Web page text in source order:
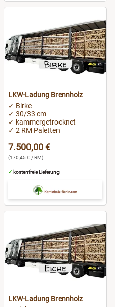
LKW-Ladung Brennholz
✓ Birke
✓ 30/33 cm
✓ kammergetrocknet
✓ 2 RM Paletten
7.500,00 €
(170,45 € / RM)
✓ kostenfreie Lieferung
LKW-Ladung Brennholz